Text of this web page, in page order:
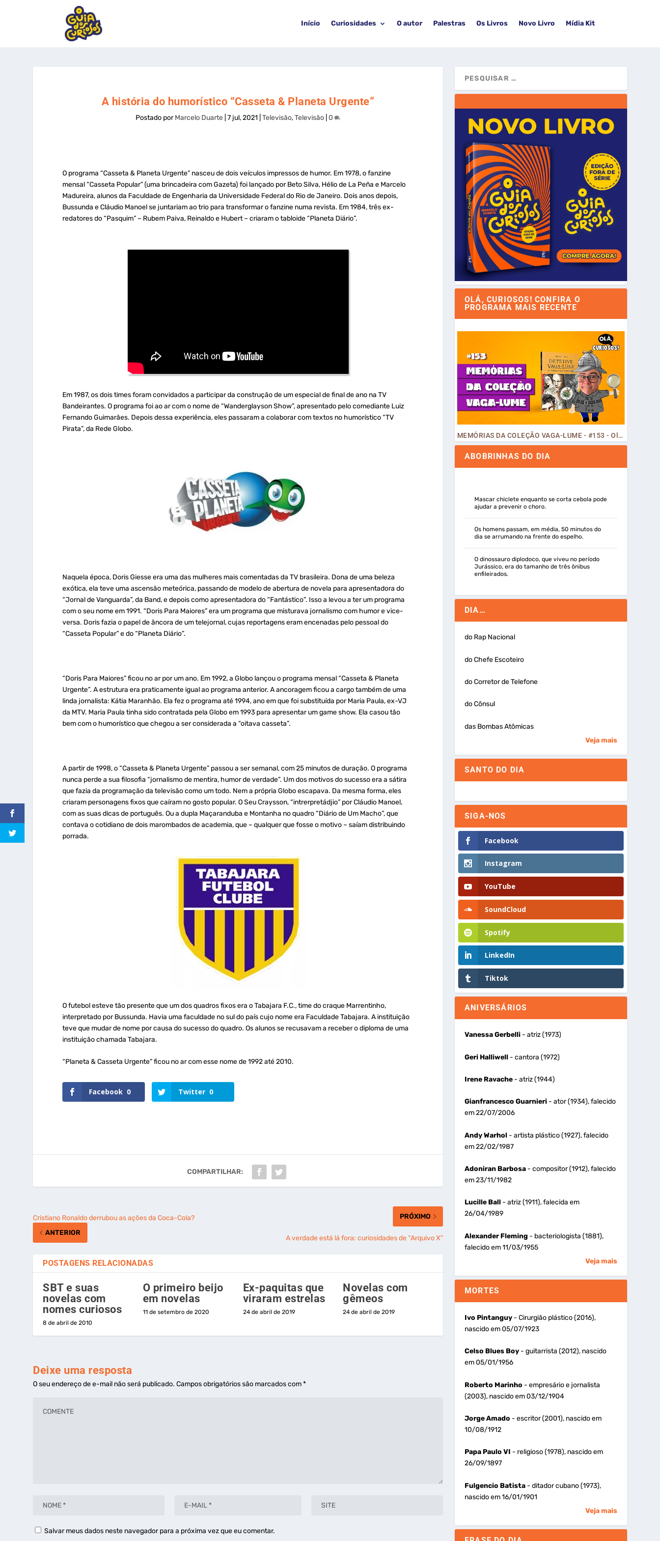
Início Curiosidades O autor Palestras Os Livros Novo Livro Mídia Kit
A história do humorístico “Casseta & Planeta Urgente”
Postado porMarcelo Duarte |7 jul, 2021 |Televisão,Televisão 0
O programa “Casseta & Planeta Urgente” nasceu de dois veículos impressos de humor. Em 1978, o fanzine
mensal “Casseta Popular” (uma brincadeira com Gazeta) foi lançado por Beto Silva, Hélio de La Peña e Marcelo
Madureira, alunos da Faculdade de Engenharia da Universidade Federal do Rio de Janeiro. Dois anos depois,
Bussunda e Cláudio Manoel se juntariam ao trio para transformar o fanzine numa revista. Em 1984, três ex-
redatores do “Pasquim” – Rubem Paiva, Reinaldo e Hubert – criaram o tabloide “Planeta Diário”.
Em 1987, os dois times foram convidados a participar da construção de um especial de final de ano na TV
Bandeirantes. O programa foi ao ar com o nome de “Wanderglayson Show”, apresentado pelo comediante Luiz
Fernando Guimarães. Depois dessa experiência, eles passaram a colaborar com textos no humorístico “TV
Pirata”, da Rede Globo.
Naquela época, Doris Giesse era uma das mulheres mais comentadas da TV brasileira. Dona de uma beleza
exótica, ela teve uma ascensão meteórica, passando de modelo de abertura de novela para apresentadora do
“Jornal de Vanguarda”, da Band, e depois como apresentadora do “Fantástico”. Isso a levou a ter um programa
com o seu nome em 1991. “Doris Para Maiores” era um programa que misturava jornalismo com humor e vice-
versa. Doris fazia o papel de âncora de um telejornal, cujas reportagens eram encenadas pelo pessoal do
“Casseta Popular” e do “Planeta Diário”.
“Doris Para Maiores” ficou no ar por um ano. Em 1992, a Globo lançou o programa mensal “Casseta & Planeta
Urgente”. A estrutura era praticamente igual ao programa anterior. A ancoragem ficou a cargo também de uma
linda jornalista: Kátia Maranhão. Ela fez o programa até 1994, ano em que foi substituída por Maria Paula, ex-VJ
da MTV. Maria Paula tinha sido contratada pela Globo em 1993 para apresentar um game show. Ela casou tão
bem com o humorístico que chegou a ser considerada a “oitava casseta”.
A partir de 1998, o “Casseta & Planeta Urgente” passou a ser semanal, com 25 minutos de duração. O programa
nunca perde a sua filosofia “jornalismo de mentira, humor de verdade”. Um dos motivos do sucesso era a sátira
que fazia da programação da televisão como um todo. Nem a própria Globo escapava. Da mesma forma, eles
criaram personagens fixos que caíram no gosto popular. O Seu Craysson, “intrerpretádjio” por Cláudio Manoel,
com as suas dicas de português. Ou a dupla Maçaranduba e Montanha no quadro “Diário de Um Macho”, que
contava o cotidiano de dois marombados de academia, que – qualquer que fosse o motivo – saíam distribuindo
porrada.
O futebol esteve tão presente que um dos quadros fixos era o Tabajara F.C., time do craque Marrentinho,
interpretado por Bussunda. Havia uma faculdade no sul do país cujo nome era Faculdade Tabajara. A instituição
teve que mudar de nome por causa do sucesso do quadro. Os alunos se recusavam a receber o diploma de uma
instituição chamada Tabajara.
“Planeta & Casseta Urgente” ficou no ar com esse nome de 1992 até 2010.
Facebook 0 Twitter 0
COMPARTILHAR:
Cristiano Ronaldo derrubou as ações da Coca-Cola?
ANTERIOR
PRÓXIMO
A verdade está lá fora: curiosidades de “Arquivo X”
POSTAGENS RELACIONADAS
SBT e suas
novelas com
nomes curiosos
8 de abril de 2010
O primeiro beijo
em novelas
11 de setembro de 2020
Ex-paquitas que
viraram estrelas
24 de abril de 2019
Novelas com
gêmeos
24 de abril de 2019
Deixe uma resposta
O seu endereço de e-mail não será publicado. Campos obrigatórios são marcados com*
Salvar meus dados neste navegador para a próxima vez que eu comentar.
OLÁ, CURIOSOS! CONFIRA O
PROGRAMA MAIS RECENTE
MEMÓRIAS DA COLEÇÃO VAGA-LUME - #153 - Olá, Curiosos! 2023
ABOBRINHAS DO DIA
Mascar chiclete enquanto se corta cebola pode
ajudar a prevenir o choro.
Os homens passam, em média, 50 minutos do
dia se arrumando na frente do espelho.
O dinossauro diplodoco, que viveu no período
Jurássico, era do tamanho de três ônibus
enfileirados.
DIA…
do Rap Nacional
do Chefe Escoteiro
do Corretor de Telefone
do Cônsul
das Bombas Atômicas
Veja mais
SANTO DO DIA
SIGA-NOS
Facebook
Instagram
YouTube
SoundCloud
Spotify
LinkedIn
Tiktok
ANIVERSÁRIOS
Vanessa Gerbelli- atriz (1973)
Geri Halliwell- cantora (1972)
Irene Ravache- atriz (1944)
Gianfrancesco Guarnieri- ator (1934), falecido
em 22/07/2006
Andy Warhol- artista plástico (1927), falecido
em 22/02/1987
Adoniran Barbosa- compositor (1912), falecido
em 23/11/1982
Lucille Ball- atriz (1911), falecida em
26/04/1989
Alexander Fleming - bacteriologista (1881),
falecido em 11/03/1955
Veja mais
MORTES
Ivo Pintanguy- Cirurgião plástico (2016),
nascido em 05/07/1923
Celso Blues Boy- guitarrista (2012), nascido
em 05/01/1956
Roberto Marinho - empresário e jornalista
(2003), nascido em 03/12/1904
Jorge Amado - escritor (2001), nascido em
10/08/1912
Papa Paulo VI - religioso (1978), nascido em
26/09/1897
Fulgencio Batista- ditador cubano (1973),
nascido em 16/01/1901
Veja mais